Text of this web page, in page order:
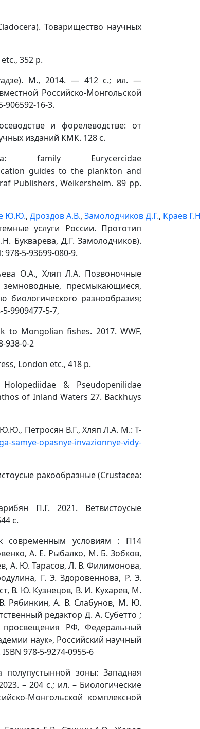
Товарищество научных
352 p.
М., 2014. ― 412 с.; ил. ―
Российско-Монгольской
906592-16-3.
и форелеводстве: от
изданий КМК. 128 с.
Eurycercidae
guides to the plankton and
Publishers, Weikersheim. 89 pp.
Ю.Ю., Дроздов А.В., Замолодчиков Д.Г., Краев
услуги России. Прототип
Букварева, Д.Г. Замолодчиков).
5-93699-080-9.
О.А., Хляп Л.А. Позвоночные
пресмыкающиеся,
разнообразия;
9909477-5-7,
to Mongolian fishes. 2017. WWF,
938-0-2
London etc., 418 p.
& Pseudopenilidae
of Inland Waters 27. Backhuys
Петросян В.Г., Хляп Л.А. М.: Т-
samye-opasnye-invazionnye-vidy-
ракообразные (Crustacea:
П.Г. 2021. Ветвистоусые
с.
современным условиям : П14
А. Е. Рыбалко, М. Б. Зобков,
А. Ю. Тарасов, Л. В. Филимонова,
Г. Э. Здоровеннова, Р. Э.
В. Ю. Кузнецов, В. И. Кухарев, М.
Рябинкин, А. В. Слабунов, М. Ю.
редактор Д. А. Субетто ;
РФ, Федеральный
наук», Российский научный
978-5-9274-0955-6
зоны: Западная
– 204 с.; ил. – Биологические
Монгольской комплексной